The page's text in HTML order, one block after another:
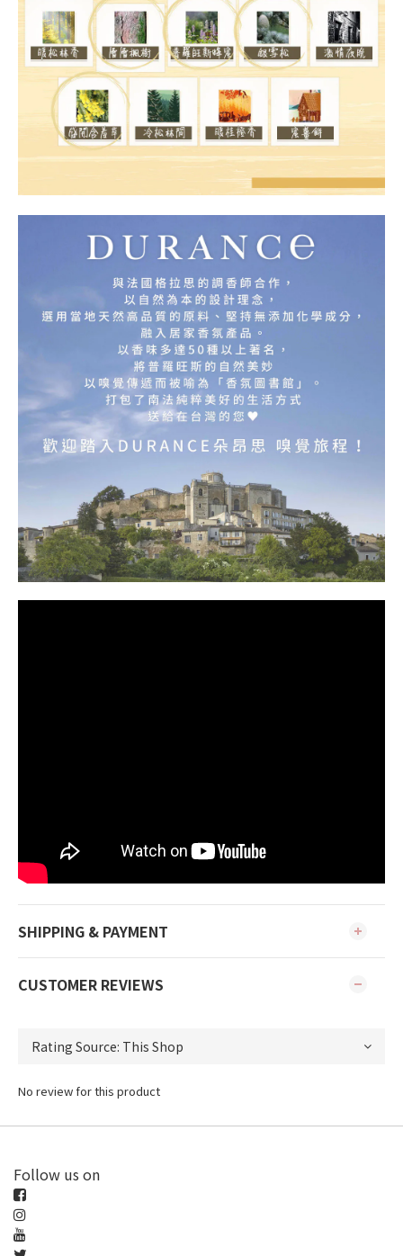
SHIPPING & PAYMENT
CUSTOMER REVIEWS
No review for this product
Follow us on